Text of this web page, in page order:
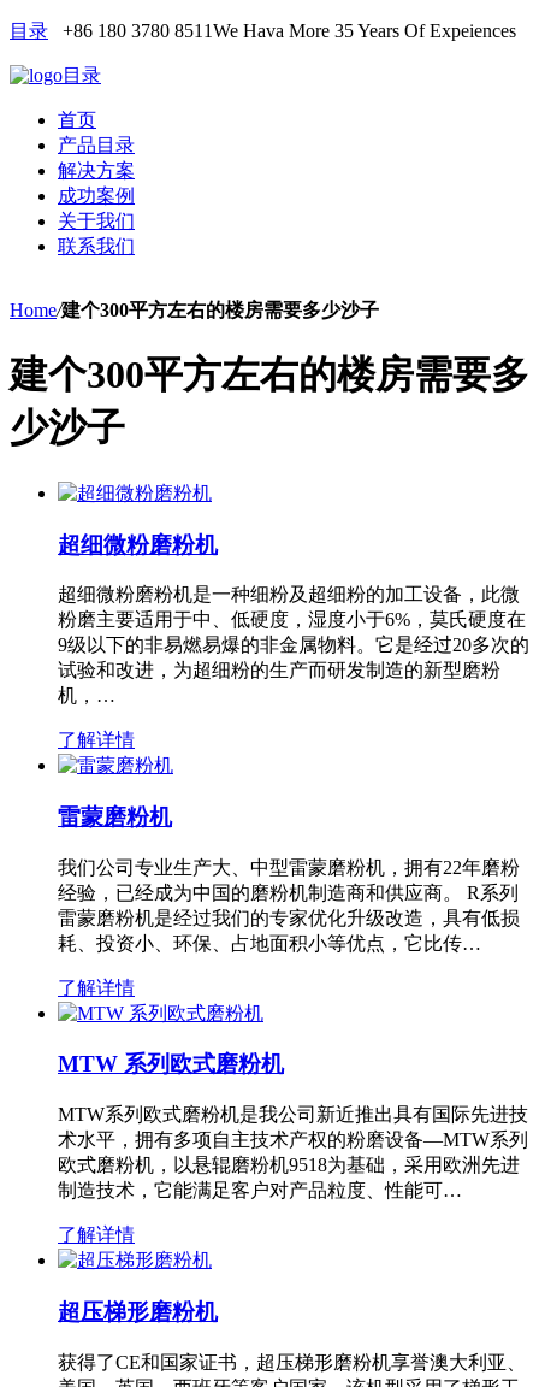
目录 +86 180 3780 8511We Hava More 35 Years Of Expeiences
目录
首页
产品目录
解决方案
成功案例
关于我们
联系我们
Home/建个300平方左右的楼房需要多少沙子
建个300平方左右的楼房需要多
少沙子
超细微粉磨粉机
超细微粉磨粉机是一种细粉及超细粉的加工设备，此微
粉磨主要适用于中、低硬度，湿度小于6%，莫氏硬度在
9级以下的非易燃易爆的非金属物料。它是经过20多次的
试验和改进，为超细粉的生产而研发制造的新型磨粉
机，…
了解详情
雷蒙磨粉机
我们公司专业生产大、中型雷蒙磨粉机，拥有22年磨粉
经验，已经成为中国的磨粉机制造商和供应商。 R系列
雷蒙磨粉机是经过我们的专家优化升级改造，具有低损
耗、投资小、环保、占地面积小等优点，它比传…
了解详情
MTW 系列欧式磨粉机
MTW系列欧式磨粉机是我公司新近推出具有国际先进技
术水平，拥有多项自主技术产权的粉磨设备—MTW系列
欧式磨粉机，以悬辊磨粉机9518为基础，采用欧洲先进
制造技术，它能满足客户对产品粒度、性能可…
了解详情
超压梯形磨粉机
获得了CE和国家证书，超压梯形磨粉机享誉澳大利亚、